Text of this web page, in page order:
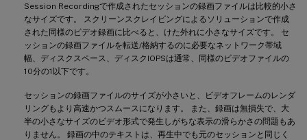
Session Recordingで作成されたセッションの録画ファイルは比較的小さ
なサイズです。 スクリーンスクレイピングによるソリューションで作成
された同様のビデオ録画に比べると、けた外れに小さなサイズです。 セ
ッションの録画ファイルを転送/格納するのに必要なネットワーク帯域
幅、ディスクスペース、ディスクIOPSは通常、同様のビデオファイルの
10分の1以下です。
セッションの録画ファイルのサイズが小さいと、ビデオフレームのレンダ
リングもより高速かつスムースになります。 また、録画は無損失で、大
半の小さなサイズのビデオ形式で発生しがちな表示の滑らかさの問題もあ
りません。 録画の中のテキストは、再生中でも元のセッションと同じく